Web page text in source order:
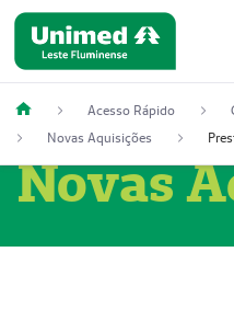
Acesso Rápido
Novas Aquisições
Novas